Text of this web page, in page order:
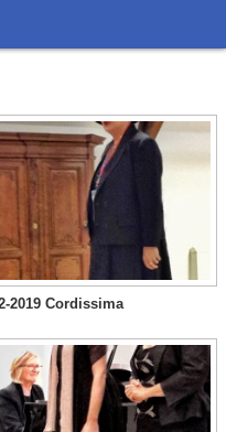
2019 Cordissima